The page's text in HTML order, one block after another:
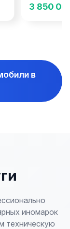
3 850
в
иномарок
техническую